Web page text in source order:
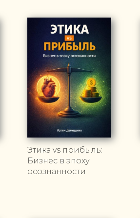
Этика vs прибыль:
Бизнес в эпоху
осознанности